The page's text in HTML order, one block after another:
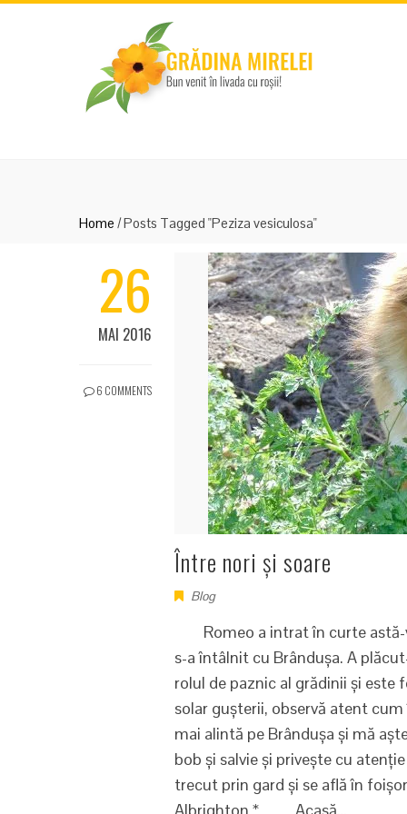
Home /Posts Tagged "Peziza vesiculosa"
26
MAI 2016
6 COMMENTS
Între nori și soare
Blog
Romeo a intrat în curte astă-
s-a întâlnit cu Brândușa. A
rolul de paznic al grădinii și este
solar gușterii, observă atent
mai alintă pe Brândușa și mă
bob și salvie și privește cu
trecut prin gard și se află în